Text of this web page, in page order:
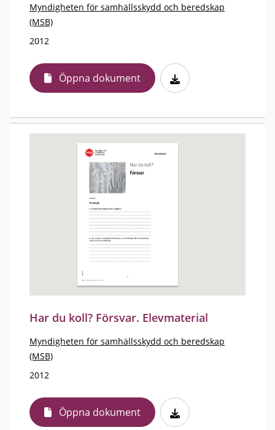
Myndigheten för samhällsskydd och beredskap
(MSB)
2012
Öppna dokument
Har du koll? Försvar. Elevmaterial
Myndigheten för samhällsskydd och beredskap
(MSB)
2012
Öppna dokument